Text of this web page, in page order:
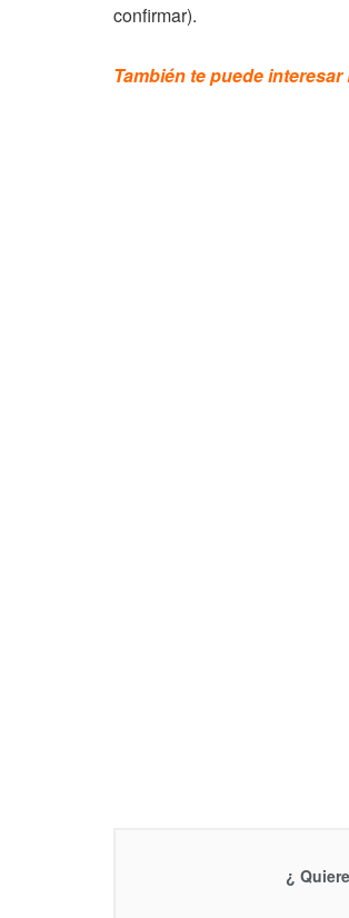
confirmar).
También te puede interesar
¿